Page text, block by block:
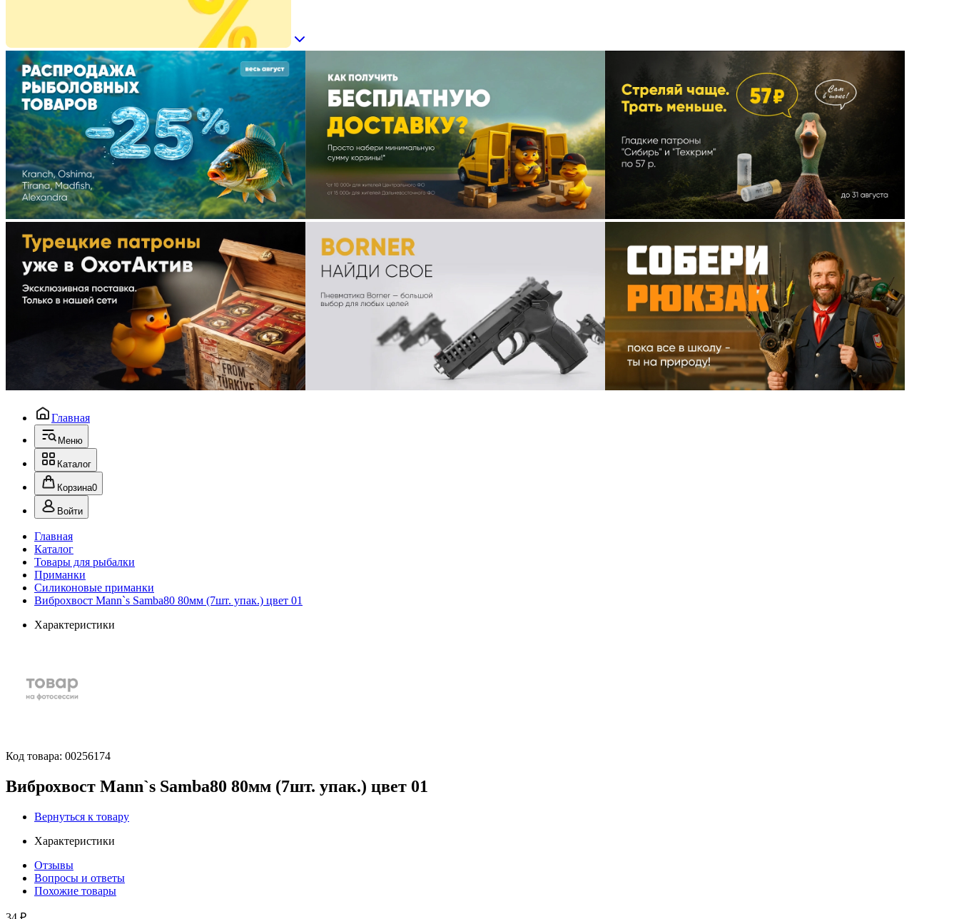
Главная
Меню
Каталог
Корзина0
Войти
Главная
Каталог
Товары для рыбалки
Приманки
Силиконовые приманки
Виброхвост Mann`s Samba80 80мм (7шт. упак.) цвет 01
Характеристики
Код товара: 00256174
Виброхвост Mann`s Samba80 80мм (7шт. упак.) цвет 01
Вернуться к товару
Характеристики
Отзывы
Вопросы и ответы
Похожие товары